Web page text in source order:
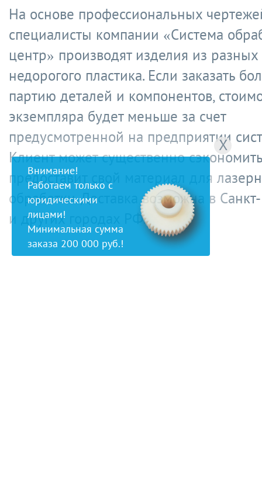
На основе профессиональных
специалисты компании «Система
центр» производят изделия из
недорогого пластика. Если заказать
партию деталей и компонентов,
экземпляра будет меньше за счет
предусмотренной на предприятии
Клиент может существенно
предоставит свой материал для
обработки. Доставка возможна в
и других городах РФ.
X
Внимание!
Работаем только с
юридическими
лицами!
Минимальная сумма
заказа 200 000 руб.!